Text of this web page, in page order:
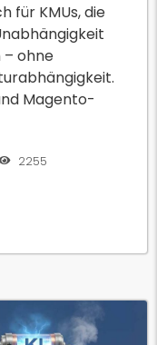
2255
für KMUs, die
– ohne
Magento-